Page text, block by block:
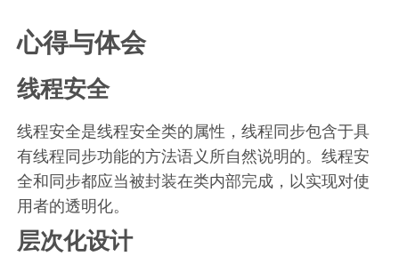
心得与体会
线程安全
线程安全是线程安全类的属性，线程同步包含于具
有线程同步功能的方法语义所自然说明的。线程安
全和同步都应当被封装在类内部完成，以实现对使
用者的透明化。
层次化设计